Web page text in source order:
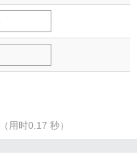
用时0.17 秒）